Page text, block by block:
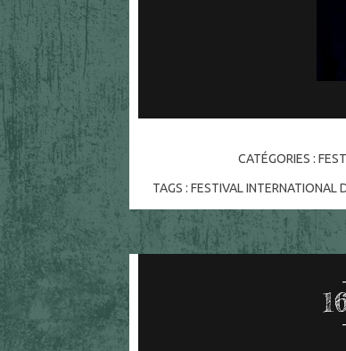
CATÉGORIES :
TAGS :FESTIVAL INTERNATIONAL